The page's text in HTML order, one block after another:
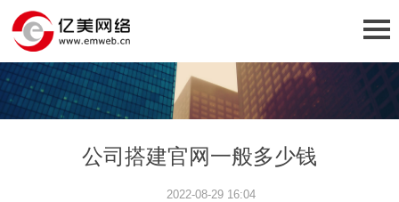
公司搭建官网一般多少钱
2022-08-29 16:04